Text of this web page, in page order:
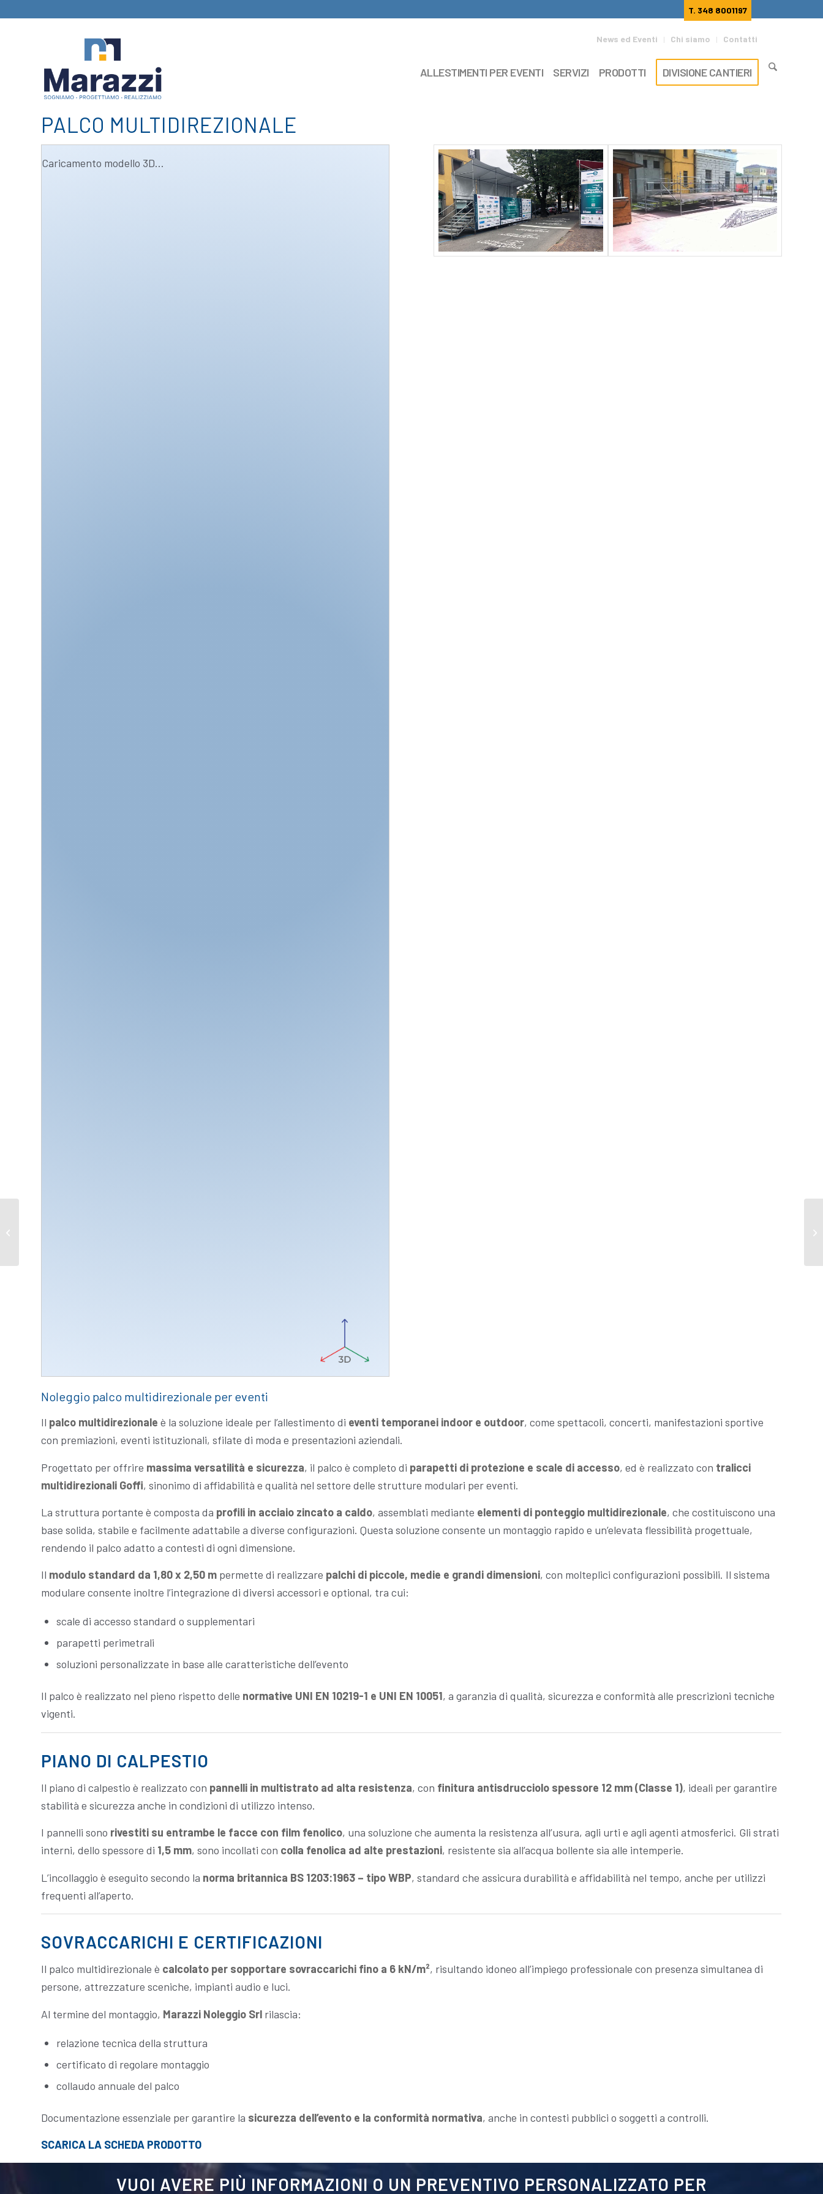
News ed Eventi Chi siamo Contatti
T. 348 8001197
ALLESTIMENTI PER EVENTI SERVIZI PRODOTTI DIVISIONE CANTIERI
PALCO MULTIDIREZIONALE
Caricamento modello 3D...
Noleggio palco multidirezionale per eventi
Il palco multidirezionale è la soluzione ideale per l’allestimento di eventi temporanei indoor e outdoor, come spettacoli, concerti, manifestazioni sportive
con premiazioni, eventi istituzionali, sfilate di moda e presentazioni aziendali.
Progettato per offrire massima versatilità e sicurezza, il palco è completo di parapetti di protezione e scale di accesso, ed è realizzato con tralicci
multidirezionali Goffi, sinonimo di affidabilità e qualità nel settore delle strutture modulari per eventi.
La struttura portante è composta da profili in acciaio zincato a caldo, assemblati mediante elementi di ponteggio multidirezionale, che costituiscono una
base solida, stabile e facilmente adattabile a diverse configurazioni. Questa soluzione consente un montaggio rapido e un’elevata flessibilità progettuale,
rendendo il palco adatto a contesti di ogni dimensione.
Il modulo standard da 1,80 x 2,50 m permette di realizzare palchi di piccole, medie e grandi dimensioni, con molteplici configurazioni possibili. Il sistema
modulare consente inoltre l’integrazione di diversi accessori e optional, tra cui:
scale di accesso standard o supplementari
parapetti perimetrali
soluzioni personalizzate in base alle caratteristiche dell’evento
Il palco è realizzato nel pieno rispetto delle normative UNI EN 10219-1 e UNI EN 10051, a garanzia di qualità, sicurezza e conformità alle prescrizioni tecniche
vigenti.
PIANO DI CALPESTIO
Il piano di calpestio è realizzato con pannelli in multistrato ad alta resistenza, con finitura antisdrucciolo spessore 12 mm (Classe 1), ideali per garantire
stabilità e sicurezza anche in condizioni di utilizzo intenso.
I pannelli sono rivestiti su entrambe le facce con film fenolico, una soluzione che aumenta la resistenza all’usura, agli urti e agli agenti atmosferici. Gli strati
interni, dello spessore di 1,5 mm, sono incollati con colla fenolica ad alte prestazioni, resistente sia all’acqua bollente sia alle intemperie.
L’incollaggio è eseguito secondo la norma britannica BS 1203:1963 – tipo WBP, standard che assicura durabilità e affidabilità nel tempo, anche per utilizzi
frequenti all’aperto.
SOVRACCARICHI E CERTIFICAZIONI
Il palco multidirezionale è calcolato per sopportare sovraccarichi fino a 6 kN/m², risultando idoneo all’impiego professionale con presenza simultanea di
persone, attrezzature sceniche, impianti audio e luci.
Al termine del montaggio, Marazzi Noleggio Srl rilascia:
relazione tecnica della struttura
certificato di regolare montaggio
collaudo annuale del palco
Documentazione essenziale per garantire la sicurezza dell’evento e la conformità normativa, anche in contesti pubblici o soggetti a controlli.
SCARICA LA SCHEDA PRODOTTO
VUOI AVERE PIÙ INFORMAZIONI O UN PREVENTIVO PERSONALIZZATO PER